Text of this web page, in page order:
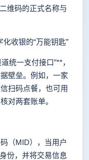
维码的正式名称与
收银的“万能钥匙”
一支付接口”**，
壁垒。例如，一家
扫码点餐，也可用
对两套账单。
（MID），当用户
份，并将交易信息